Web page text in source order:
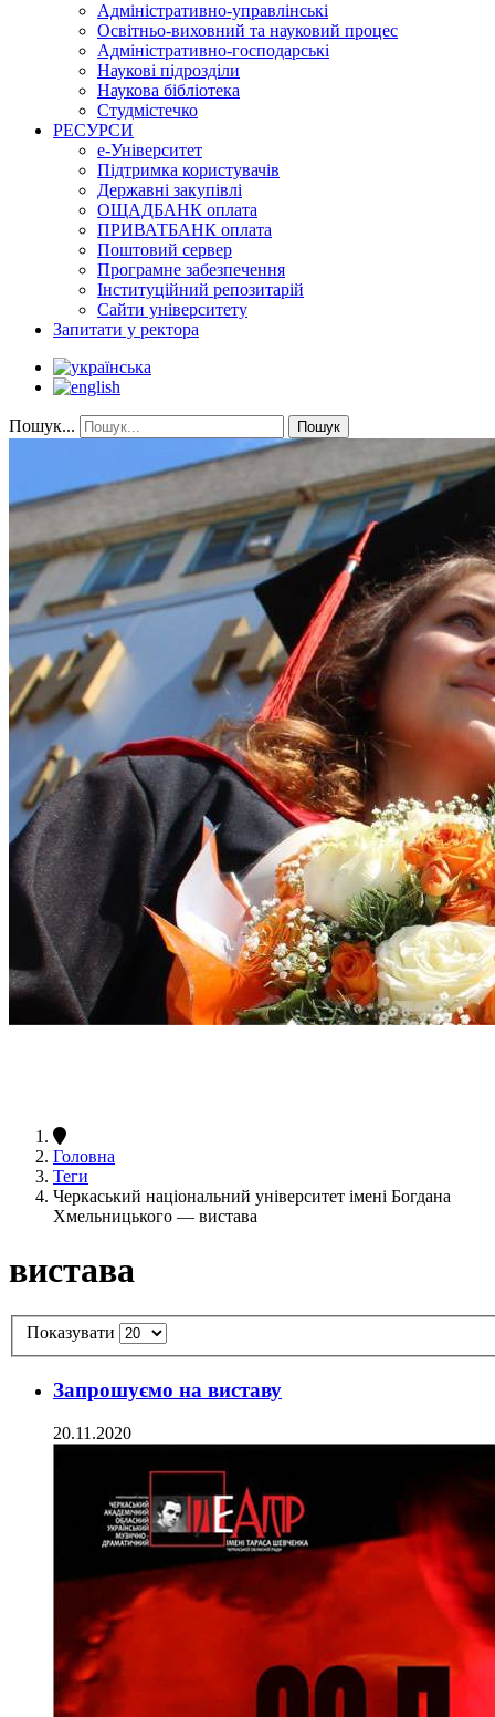
Адміністративно-управлінські
Освітньо-виховний та науковий процес
Адміністративно-господарські
Наукові підрозділи
Наукова бібліотека
Студмістечко
РЕСУРСИ
е-Університет
Підтримка користувачів
Державні закупівлі
ОЩАДБАНК оплата
ПРИВАТБАНК оплата
Поштовий сервер
Програмне забезпечення
Інституційний репозитарій
Сайти університету
Запитати у ректора
Пошук... Пошук
Головна
Теги
Черкаський національний університет імені Богдана
Хмельницького — вистава
вистава
Показувати
Запрошуємо на виставу
20.11.2020